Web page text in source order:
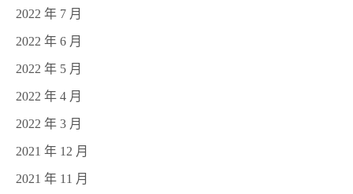
2022 年 7 月
2022 年 6 月
2022 年 5 月
2022 年 4 月
2022 年 3 月
2021 年 12 月
2021 年 11 月